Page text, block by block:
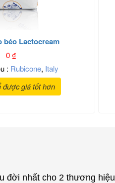
béo Lactocream
0 ₫
: Rubicone, Italy
được giá tốt hơn
đời nhất cho 2 thương hiệu